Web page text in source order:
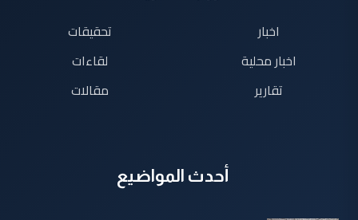
اخبار
اخبار محلية
تقارير
تحقيقات
لقاءات
مقالات
أحدث المواضيع